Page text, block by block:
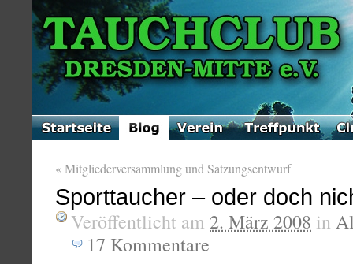
«Mitgliederversammlung und Satzungsentwurf
Sporttaucher – oder doch
Veröffentlicht am 2. März 2008 in
17 Kommentare